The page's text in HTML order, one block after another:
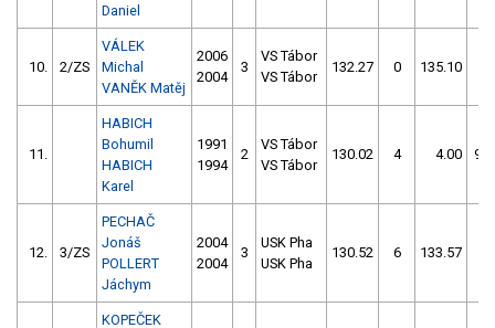
Daniel
10. 2/ZS
VÁLEK
Michal
VANĚK Matěj
2006
2004
3
VS Tábor
VS Tábor
132.27 0 135.10
11.
HABICH
Bohumil
HABICH
Karel
1991
1994
2
VS Tábor
VS Tábor
130.02 4 4.00
12. 3/ZS
PECHAČ
Jonáš
POLLERT
Jáchym
2004
2004
3
USK Pha
USK Pha
130.52 6 133.57
KOPEČEK